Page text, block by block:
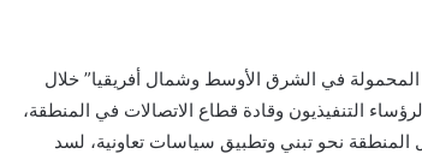
في الشرق الأوسط وشمال أفريقيا” خلال
التنفيذيون وقادة قطاع الاتصالات في المنطقة،
نحو تبني وتطبيق سياسات تعاونية، لسد